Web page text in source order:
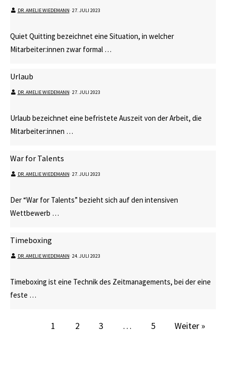
DR. AMELIE WIEDEMANN⋅ 27. JULI 2023
Quiet Quitting bezeichnet eine Situation, in welcher
Mitarbeiter:innen zwar formal …
Urlaub
DR. AMELIE WIEDEMANN⋅ 27. JULI 2023
Urlaub bezeichnet eine befristete Auszeit von der Arbeit, die
Mitarbeiter:innen …
War for Talents
DR. AMELIE WIEDEMANN⋅ 27. JULI 2023
Der “War for Talents” bezieht sich auf den intensiven
Wettbewerb …
Timeboxing
DR. AMELIE WIEDEMANN⋅ 24. JULI 2023
Timeboxing ist eine Technik des Zeitmanagements, bei der eine
feste …
1 2 3 … 5 Weiter »